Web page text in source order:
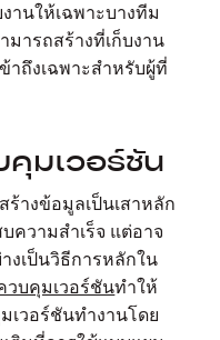
นให้เฉพาะบางทีม
ารถสร้างที่เก็บงาน
าถึงเฉพาะสำหรับผู้ที่
มเวอร์ชัน
างข้อมูลเป็นเสาหลัก
ความสำเร็จ แต่อาจ
งเป็นวิธีการหลักใน
วบคุมเวอร์ชันทำให้
เวอร์ชันทำงานโดย